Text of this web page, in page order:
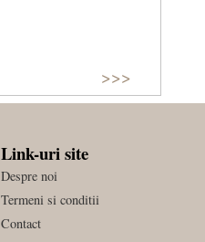
>>>
Link-uri site
Despre noi
Termeni si conditii
Contact